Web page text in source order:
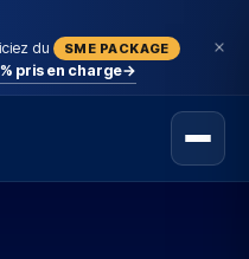
du SME PACKAGE
pris en charge→